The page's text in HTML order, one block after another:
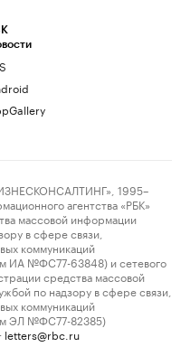
1995–
агентства «РБК»
массовой информации
в сфере связи,
коммуникаций
ИА №ФС77-63848) и сетевого
средства массовой
по надзору в сфере связи,
коммуникаций
ЭЛ №ФС77-82385)
letters@rbc.ru